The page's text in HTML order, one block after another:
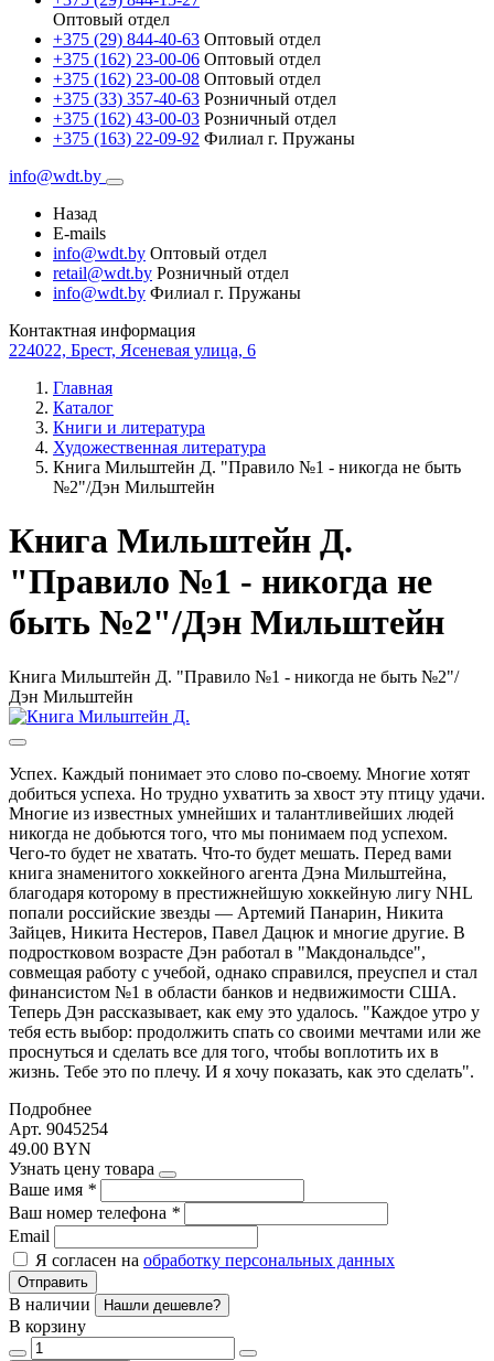
Оптовый отдел
+375 (29) 844-40-63 Оптовый отдел
+375 (162) 23-00-06 Оптовый отдел
+375 (162) 23-00-08 Оптовый отдел
+375 (33) 357-40-63 Розничный отдел
+375 (162) 43-00-03 Розничный отдел
+375 (163) 22-09-92 Филиал г. Пружаны
info@wdt.by
Назад
E-mails
info@wdt.by Оптовый отдел
retail@wdt.by Розничный отдел
info@wdt.by Филиал г. Пружаны
Контактная информация
224022, Брест, Ясеневая улица, 6
Главная
Каталог
Книги и литература
Художественная литература
Книга Мильштейн Д. "Правило №1 - никогда не быть
№2"/Дэн Мильштейн
Книга Мильштейн Д.
"Правило №1 - никогда не
быть №2"/Дэн Мильштейн
Книга Мильштейн Д. "Правило №1 - никогда не быть №2"/
Дэн Мильштейн
Успех. Каждый понимает это слово по-своему. Многие хотят
добиться успеха. Но трудно ухватить за хвост эту птицу удачи.
Многие из известных умнейших и талантливейших людей
никогда не добьются того, что мы понимаем под успехом.
Чего-то будет не хватать. Что-то будет мешать. Перед вами
книга знаменитого хоккейного агента Дэна Мильштейна,
благодаря которому в престижнейшую хоккейную лигу NHL
попали российские звезды — Артемий Панарин, Никита
Зайцев, Никита Нестеров, Павел Дацюк и многие другие. В
подростковом возрасте Дэн работал в "Макдональдсе",
совмещая работу с учебой, однако справился, преуспел и стал
финансистом №1 в области банков и недвижимости США.
Теперь Дэн рассказывает, как ему это удалось. "Каждое утро у
тебя есть выбор: продолжить спать со своими мечтами или же
проснуться и сделать все для того, чтобы воплотить их в
жизнь. Тебе это по плечу. И я хочу показать, как это сделать".
Подробнее
Арт. 9045254
49.00 BYN
Узнать цену товара
Ваше имя *
Ваш номер телефона *
Email
Я согласен на обработку персональных данных
Отправить
В наличии Нашли дешевле?
В корзину